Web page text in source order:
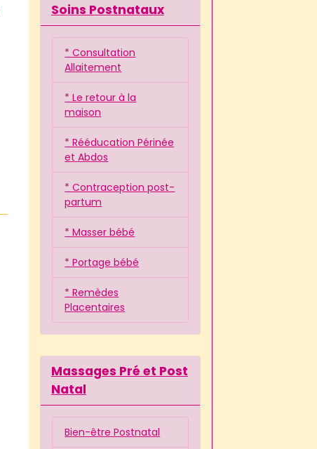
Soins Postnataux
* Consultation
Allaitement
* Le retour à la
maison
* Rééducation Périnée
et Abdos
* Contraception post-
partum
* Masser bébé
* Portage bébé
* Remèdes
Placentaires
Massages Pré et Post
Natal
Bien-être Postnatal